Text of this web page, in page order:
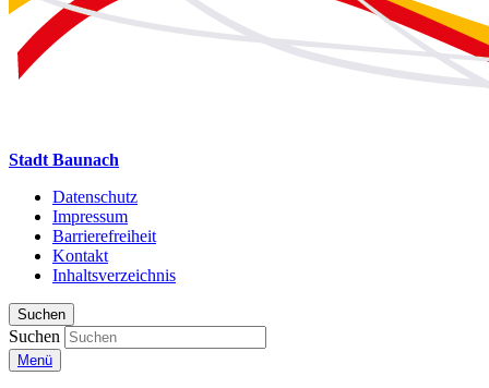
Stadt Baunach
Datenschutz
Impressum
Barrierefreiheit
Kontakt
Inhaltsverzeichnis
Suchen
Suchen
Menü